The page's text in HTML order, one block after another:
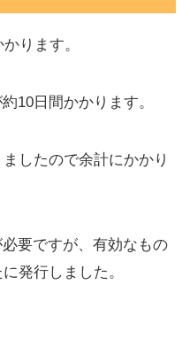
かります。
10日間かかります。
したので余計にかかり
要ですが、有効なもの
発行しました。